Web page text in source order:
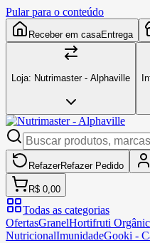
Pular para o conteúdo
Receber em casaEntrega
Loja: Nutrimaster - Alphaville
RefazerRefazer Pedido
R$ 0,00
Todas as categorias
OfertasGranelHortifruti
NutricionalImunidadeGooki -